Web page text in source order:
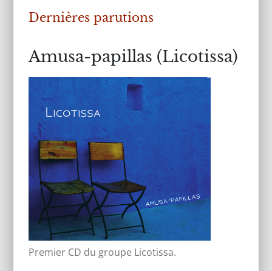
Dernières parutions
Amusa-papillas (Licotissa)
Premier CD du groupe Licotissa.